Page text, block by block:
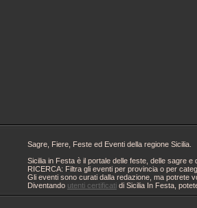
Sagre, Fiere, Feste ed Eventi della regione Sicilia.
Sicilia in Festa è il portale delle feste, delle sagre
RICERCA: Filtra gli eventi per provincia o per
Gli eventi sono curati dalla redazione, ma potrete
Diventando utenti certificati di Sicilia In Festa,